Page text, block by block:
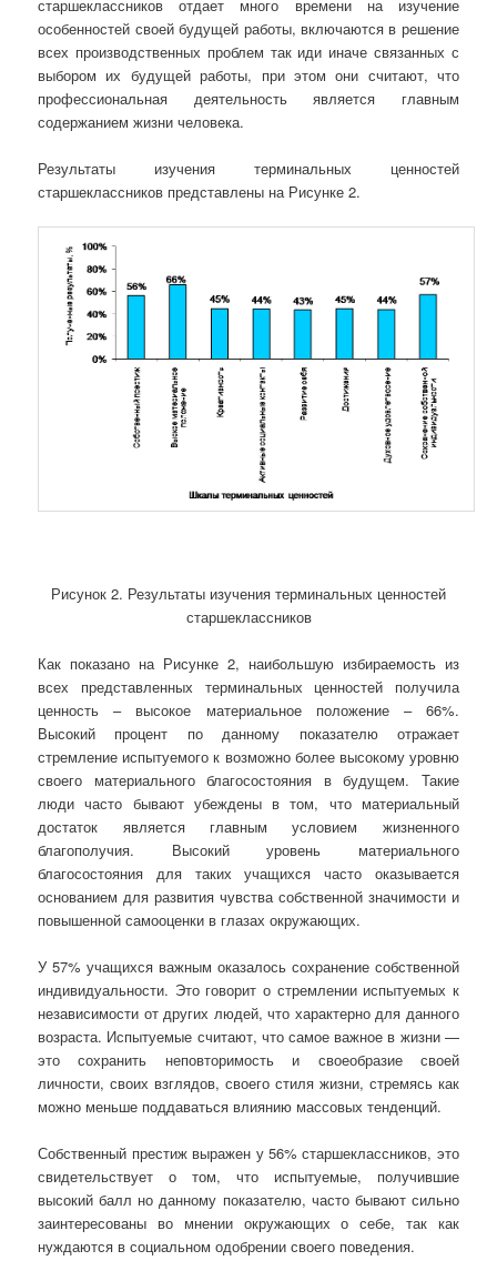
старшеклассников отдает много времени на изучение
особенностей своей будущей работы, включаются в решение
всех производственных проблем так иди иначе связанных с
выбором их будущей работы, при этом они считают, что
профессиональная деятельность является главным
содержанием жизни человека.
Результаты изучения терминальных ценностей
старшеклассников представлены на Рисунке 2.
Рисунок 2. Результаты изучения терминальных ценностей
старшеклассников
Как показано на Рисунке 2, наибольшую избираемость из
всех представленных терминальных ценностей получила
ценность – высокое материальное положение – 66%.
Высокий процент по данному показателю отражает
стремление испытуемого к возможно более высокому уровню
своего материального благосостояния в будущем. Такие
люди часто бывают убеждены в том, что материальный
достаток является главным условием жизненного
благополучия. Высокий уровень материального
благосостояния для таких учащихся часто оказывается
основанием для развития чувства собственной значимости и
повышенной самооценки в глазах окружающих.
У 57% учащихся важным оказалось сохранение собственной
индивидуальности. Это говорит о стремлении испытуемых к
независимости от других людей, что характерно для данного
возраста. Испытуемые считают, что самое важное в жизни —
это сохранить неповторимость и своеобразие своей
личности, своих взглядов, своего стиля жизни, стремясь как
можно меньше поддаваться влиянию массовых тенденций.
Собственный престиж выражен у 56% старшеклассников, это
свидетельствует о том, что испытуемые, получившие
высокий балл но данному показателю, часто бывают сильно
заинтересованы во мнении окружающих о себе, так как
нуждаются в социальном одобрении своего поведения.